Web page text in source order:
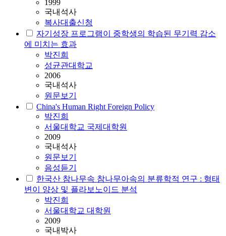
1999
국내석사
복사대출신청
자기성장 프로그램이 중학생의 학습된 무기력 감소
에 미치는 효과
박진희
성균관대학교
2006
국내석사
원문보기
China's Human Right Foreign Policy
박진희
서울대학교 국제대학원
2009
국내석사
원문보기
음성듣기
한국산 참나무속 참나무아속의 분류학적 연구 : 형태
변이 양상 및 플라보노이드 분석
박진희
서울대학교 대학원
2009
국내박사